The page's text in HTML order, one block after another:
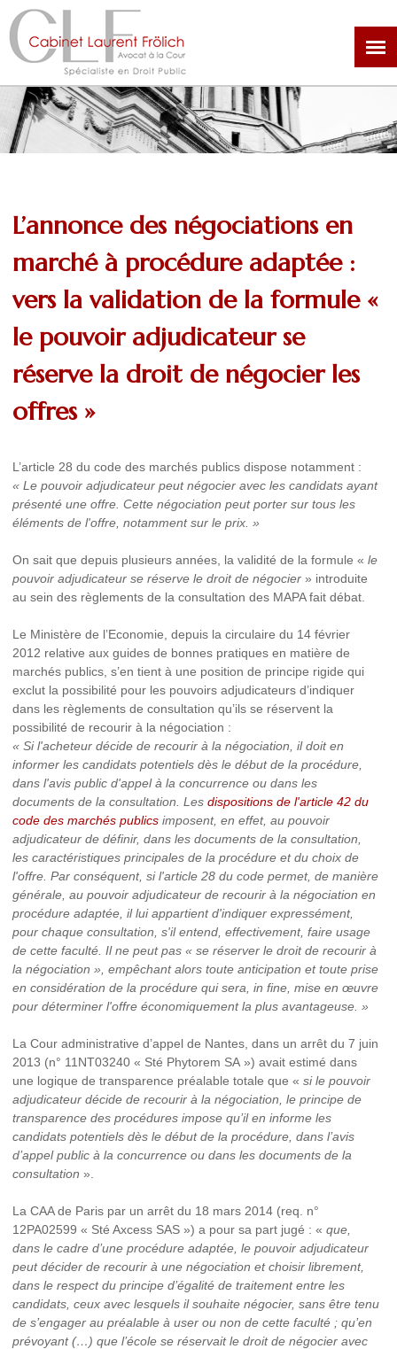
Aller
au
contenu
principal
L’annonce des négociations en
marché à procédure adaptée :
vers la validation de la formule «
le pouvoir adjudicateur se
réserve la droit de négocier les
offres »
L’article 28 du code des marchés publics dispose notamment :
« Le pouvoir adjudicateur peut négocier avec les candidats ayant
présenté une offre. Cette négociation peut porter sur tous les
éléments de l'offre, notamment sur le prix. »
On sait que depuis plusieurs années, la validité de la formule « le
pouvoir adjudicateur se réserve le droit de négocier » introduite
au sein des règlements de la consultation des MAPA fait débat.
Le Ministère de l’Economie, depuis la circulaire du 14 février
2012 relative aux guides de bonnes pratiques en matière de
marchés publics, s’en tient à une position de principe rigide qui
exclut la possibilité pour les pouvoirs adjudicateurs d’indiquer
dans les règlements de consultation qu’ils se réservent la
possibilité de recourir à la négociation :
« Si l'acheteur décide de recourir à la négociation, il doit en
informer les candidats potentiels dès le début de la procédure,
dans l'avis public d'appel à la concurrence ou dans les
documents de la consultation. Les dispositions de l'article 42 du
code des marchés publicsimposent, en effet, au pouvoir
adjudicateur de définir, dans les documents de la consultation,
les caractéristiques principales de la procédure et du choix de
l'offre. Par conséquent, si l'article 28 du code permet, de manière
générale, au pouvoir adjudicateur de recourir à la négociation en
procédure adaptée, il lui appartient d'indiquer expressément,
pour chaque consultation, s'il entend, effectivement, faire usage
de cette faculté. Il ne peut pas « se réserver le droit de recourir à
la négociation », empêchant alors toute anticipation et toute prise
en considération de la procédure qui sera, in fine, mise en œuvre
pour déterminer l'offre économiquement la plus avantageuse. »
La Cour administrative d’appel de Nantes, dans un arrêt du 7 juin
2013 (n° 11NT03240 « Sté Phytorem SA ») avait estimé dans
une logique de transparence préalable totale que « si le pouvoir
adjudicateur décide de recourir à la négociation, le principe de
transparence des procédures impose qu’il en informe les
candidats potentiels dès le début de la procédure, dans l’avis
d’appel public à la concurrence ou dans les documents de la
consultation ».
La CAA de Paris par un arrêt du 18 mars 2014 (req. n°
12PA02599 « Sté Axcess SAS ») a pour sa part jugé : « que,
dans le cadre d’une procédure adaptée, le pouvoir adjudicateur
peut décider de recourir à une négociation et choisir librement,
dans le respect du principe d’égalité de traitement entre les
candidats, ceux avec lesquels il souhaite négocier, sans être tenu
de s’engager au préalable à user ou non de cette faculté ; qu’en
prévoyant (…) que l’école se réservait le droit de négocier avec